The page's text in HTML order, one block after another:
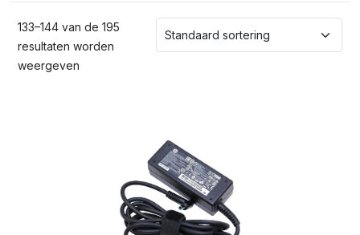
133–144 van de 195
resultaten worden
weergeven